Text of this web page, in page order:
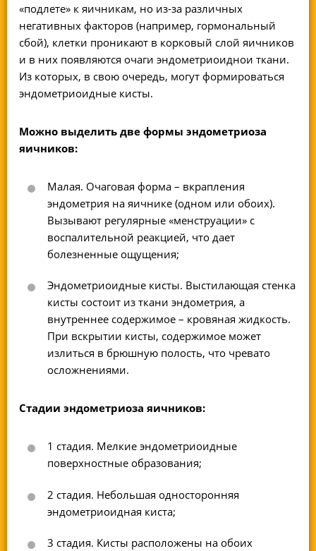
«подлете» к яичникам, но из-за различных
негативных факторов (например, гормональный
сбой), клетки проникают в корковый слой яичников
и в них появляются очаги эндометриоиднои ткани.
Из которых, в свою очередь, могут формироваться
эндометриоидные кисты.
Можно выделить две формы эндометриоза
яичников:
Малая. Очаговая форма – вкрапления
эндометрия на яичнике (одном или обоих).
Вызывают регулярные «менструации» с
воспалительной реакцией, что дает
болезненные ощущения;
Эндометриоидные кисты. Выстилающая стенка
кисты состоит из ткани эндометрия, а
внутреннее содержимое – кровяная жидкость.
При вскрытии кисты, содержимое может
излиться в брюшную полость, что чревато
осложнениями.
Стадии эндометриоза яичников:
1 стадия. Мелкие эндометриоидные
поверхностные образования;
2 стадия. Небольшая односторонняя
эндометриоидная киста;
3 стадия. Кисты расположены на обоих